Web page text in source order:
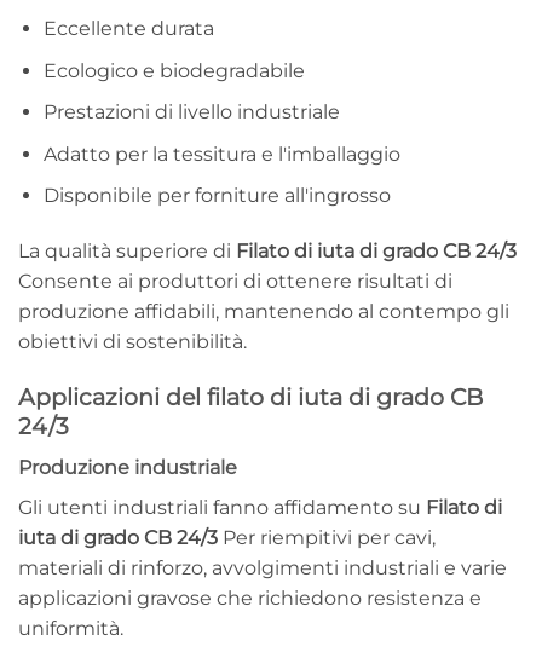
Eccellente durata
Ecologico e biodegradabile
Prestazioni di livello industriale
Adatto per la tessitura e l'imballaggio
Disponibile per forniture all'ingrosso
La qualità superiore di Filato di iuta di grado CB 24/3
Consente ai produttori di ottenere risultati di
produzione affidabili, mantenendo al contempo gli
obiettivi di sostenibilità.
Applicazioni del filato di iuta di grado CB
24/3
Produzione industriale
Gli utenti industriali fanno affidamento su Filato di
iuta di grado CB 24/3 Per riempitivi per cavi,
materiali di rinforzo, avvolgimenti industriali e varie
applicazioni gravose che richiedono resistenza e
uniformità.